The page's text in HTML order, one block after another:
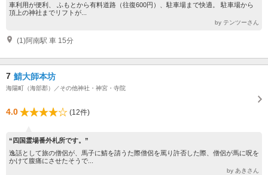
車利用が便利、 ふもとから有料道路（往復600円）、駐車場まで快適。 駐車場から
頂上の神社までリフトが...
by テンツーさん
(1)阿南駅 車 15分
7 鯖大師本坊
海陽町（海部郡）／その他神社・神宮・寺院
4.0 (12件)
“四国霊場番外札所です。”
逸話として旅の僧侶が、馬子に鯖を請うた際僧侶を罵り許否した際、僧侶が馬に呪を
かけて腹痛にさせたそうで...
by あきさん